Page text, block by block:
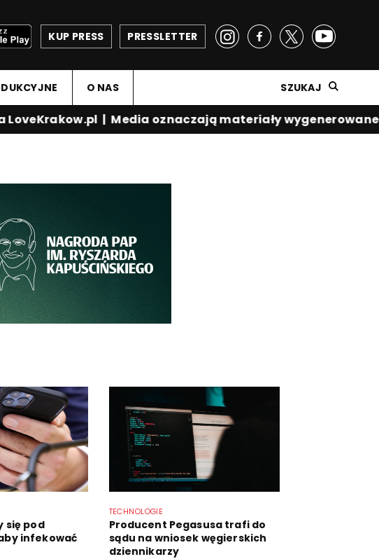
PRESSLETTER
KUP PRESS
O NAS SZUKAJ
| Media oznaczają materiały wygenerowane
się pod
infekować
TECHNOLOGIE
Producent Pegasusa trafi do
sądu na wniosek węgierskich
dziennikarzy